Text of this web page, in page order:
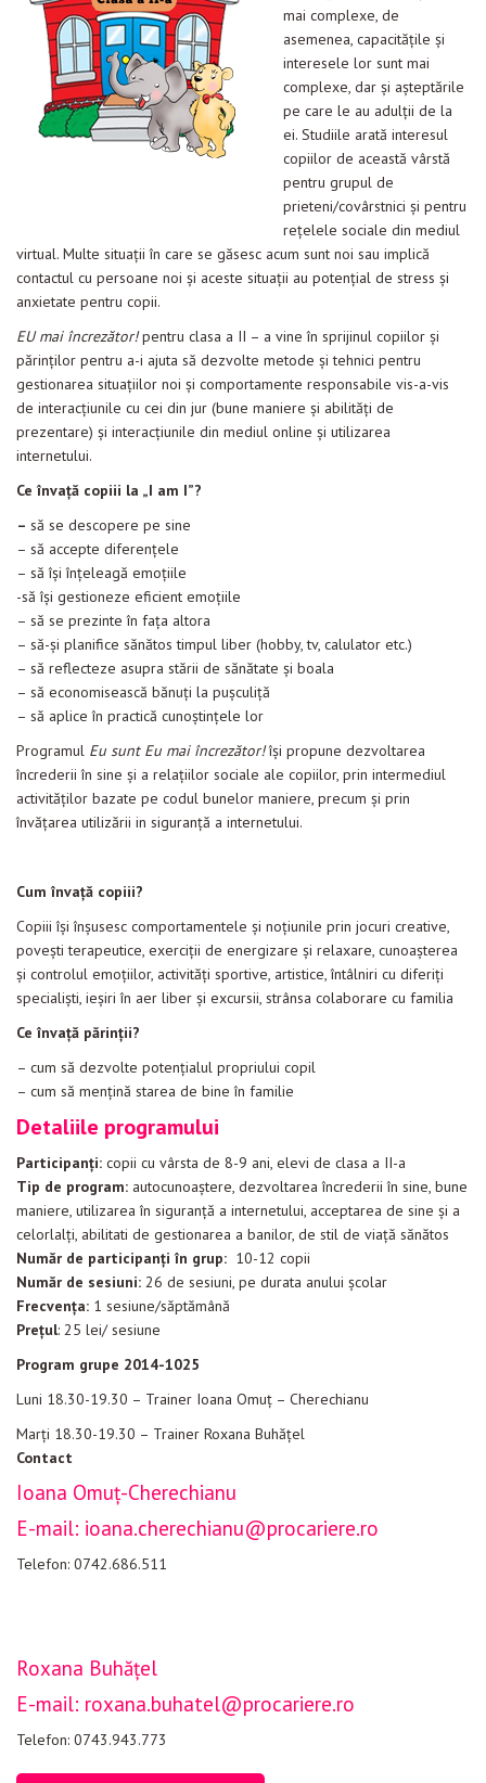
Evenimente
Materiale educaționale
Blog
Anunțuri
mai complexe, de
asemenea, capacităţile şi
interesele lor sunt mai
complexe, dar şi aşteptările
pe care le au adulţii de la
ei. Studiile arată interesul
copiilor de această vârstă
pentru grupul de
prieteni/covârstnici şi pentru
reţelele sociale din mediul
virtual. Multe situaţii în care se găsesc acum sunt noi sau implică
contactul cu persoane noi şi aceste situaţii au potenţial de stress şi
anxietate pentru copii.
EU mai încrezător!pentru clasa a II – a vine în sprijinul copiilor și
părinților pentru a-i ajuta să dezvolte metode şi tehnici pentru
gestionarea situaţiilor noi şi comportamente responsabile vis-a-vis
de interacţiunile cu cei din jur (bune maniere şi abilităţi de
prezentare) şi interacţiunile din mediul online şi utilizarea
internetului.
Ce învață copiii la „I am I”?
– să se descopere pe sine
– să accepte diferenţele
– să îşi înțeleagă emoțiile
-să își gestioneze eficient emoţiile
– să se prezinte în faţa altora
– să-şi planifice sănătos timpul liber (hobby, tv, calulator etc.)
– să reflecteze asupra stării de sănătate şi boala
– să economisească bănuţi la puşculiţă
– să aplice în practică cunoştinţele lor
Programul Eu sunt Eu mai încrezător!își propune dezvoltarea
încrederii în sine și a relațiilor sociale ale copiilor, prin intermediul
activităților bazate pe codul bunelor maniere, precum și prin
învățarea utilizării in siguranţă a internetului.
Cum învaţă copiii?
Copiii își înșusesc comportamentele și noțiunile prin jocuri creative,
poveşti terapeutice, exerciţii de energizare şi relaxare, cunoaşterea
şi controlul emoţiilor, activităţi sportive, artistice, întâlniri cu diferiţi
specialişti, ieşiri în aer liber şi excursii, strânsa colaborare cu familia
Ce învaţă părinţii?
– cum să dezvolte potenţialul propriului copil
– cum să menţină starea de bine în familie
Detaliile programului
Participanţi: copii cu vârsta de 8-9 ani, elevi de clasa a II-a
Tip de program: autocunoaştere, dezvoltarea încrederii în sine, bune
maniere, utilizarea în siguranță a internetului, acceptarea de sine şi a
celorlalţi, abilitati de gestionarea a banilor, de stil de viață sănătos
Număr de participanţi în grup: 10-12 copii
Număr de sesiuni: 26 de sesiuni, pe durata anului școlar
Frecvența: 1 sesiune/săptămână
Prețul: 25 lei/ sesiune
Program grupe 2014-1025
Luni 18.30-19.30 – Trainer Ioana Omuț – Cherechianu
Marți 18.30-19.30 – Trainer Roxana Buhățel
Contact
Ioana Omuț-Cherechianu
E-mail: ioana.cherechianu@procariere.ro
Telefon: 0742.686.511
Roxana Buhățel
E-mail: roxana.buhatel@procariere.ro
Telefon: 0743.943.773